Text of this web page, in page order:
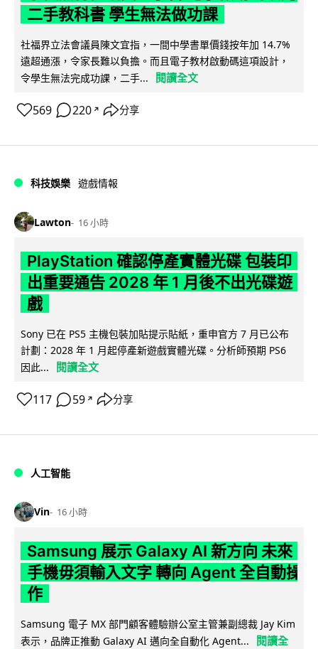
二手教科書 學生無法做功課
社福界立法會議員陳文宜指，一間中學書單價錢按年加 14.7%
遠超通漲，令家長難以負擔。而且電子教材啟動碼這項設計，
令學生無法完成功課，二手...
閱讀全文
569 220 ↗ 分享
科技娛樂 遊戲情報
Lawton 16 小時
PlayStation 確認停產實體光碟 包裝印
出重要通告 2028 年 1 月後不出光碟遊
戲
Sony 已在 PS5 主機包裝加貼提示貼紙，重申官方 7 月已公布
計劃：2028 年 1 月起停產新遊戲實體光碟。分析師預期 PS6
因此...
閱讀全文
117 59 ↗ 分享
人工智能
Vin 16 小時
Samsung 展示 Galaxy AI 新方向 未來
手機毋須輸入文字 轉向 Agent 全自動操
作
Samsung 電子 MX 部門顧客體驗辦公室主管兼副總裁 Jay Kim
表示，品牌正推動 Galaxy AI 邁向全自動化 Agent...
閱讀全